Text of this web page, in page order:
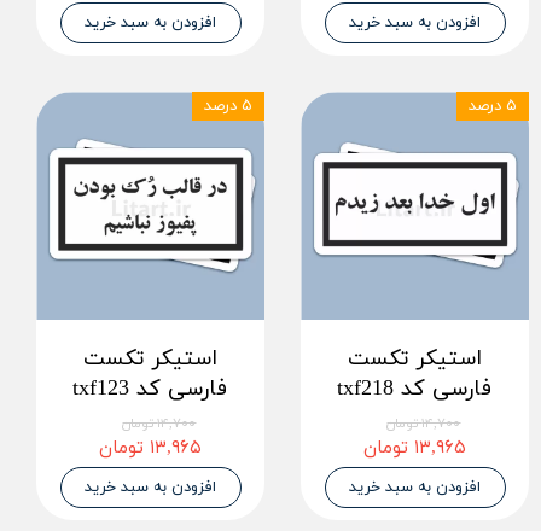
افزودن به سبد خرید افزودن به سبد خرید
استیکر تکست
فارسی کد txf218
۱۴,۷۰۰ تومان
۱۳,۹۶۵ تومان
افزودن به سبد خرید
۵ درصد
استیکر تکست
فارسی کد txf123
۱۴,۷۰۰ تومان
۱۳,۹۶۵ تومان
افزودن به سبد خرید
۵ درصد